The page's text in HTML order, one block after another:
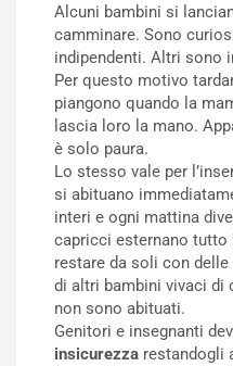
Alcuni bambini si
camminare. Sono
indipendenti. Altri sono
Per questo motivo
piangono quando la
lascia loro la mano.
è solo paura.
Lo stesso vale per
si abituano
interi e ogni mattina
capricci esternano tutto
restare da soli con
di altri bambini vivaci di
non sono abituati.
Genitori e insegnanti
insicurezza restandogli